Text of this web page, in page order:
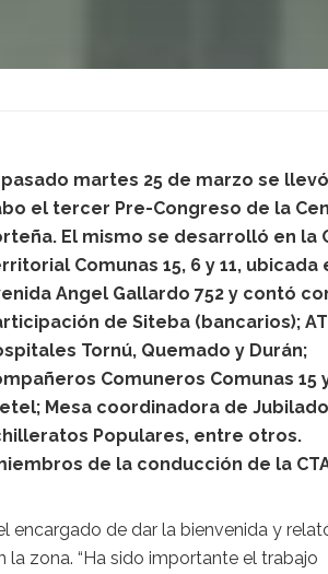
pasado martes 25 de marzo se
el tercer Pre-Congreso de la
El mismo se desarrolló en la
Comunas 15, 6 y 11, ubicada
Angel Gallardo 752 y contó
de Siteba (bancarios);
Tornú, Quemado y Durán;
Comuneros Comunas 15
Mesa coordinadora de
Populares, entre otros.
de la conducción de la
encargado de dar la bienvenida y
zona. “Ha sido importante el trabajo